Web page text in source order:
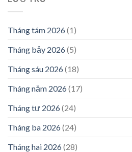
Tháng tám 2026(1)
Tháng bảy 2026(5)
Tháng sáu 2026(18)
Tháng năm 2026(17)
Tháng tư 2026(24)
Tháng ba 2026(24)
Tháng hai 2026(28)